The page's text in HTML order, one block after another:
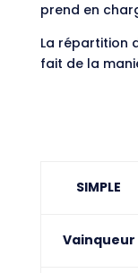
prend en
La répartition
fait de la
SIMPLE
Vainqueur